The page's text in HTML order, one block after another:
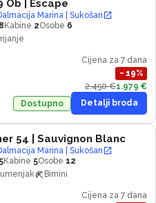
Ob | Escape
Marina | Sukošan
Kabine 2Osobe 6
Cijena za 7 dana
− 19%
2.450 €1.979 €
Dostupno
Detalji broda
54 | Sauvignon Blanc
Marina | Sukošan
Kabine 5Osobe 12
Bimini
Cijena za 7 dana